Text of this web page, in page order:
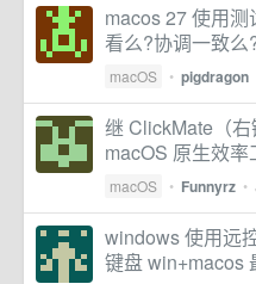
macos 27 使用
看么?协调一致么
macOS • pigdragon
继 ClickMate（
macOS 原生效率
macOS • Funnyrz •
windows 使用远
键盘 win+macos